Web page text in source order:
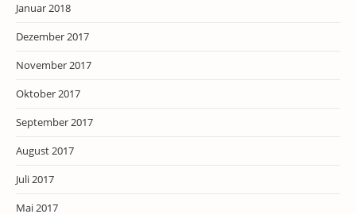
Januar 2018
Dezember 2017
November 2017
Oktober 2017
September 2017
August 2017
Juli 2017
Mai 2017